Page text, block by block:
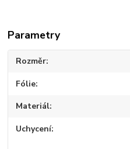
Parametry
Rozměr
Fólie
Materiál
Uchycení